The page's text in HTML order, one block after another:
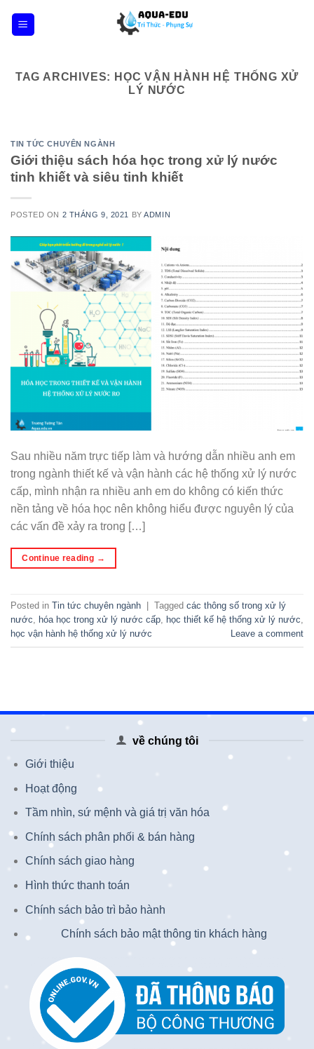
TAG ARCHIVES: HỌC VẬN HÀNH HỆ THỐNG XỬ
LÝ NƯỚC
TIN TỨC CHUYÊN NGÀNH
Giới thiệu sách hóa học trong xử lý nước
tinh khiết và siêu tinh khiết
POSTED ON 2 THÁNG 9, 2021 BYADMIN
Sau nhiều năm trực tiếp làm và hướng dẫn nhiều anh em
trong ngành thiết kế và vận hành các hệ thống xử lý nước
cấp, mình nhận ra nhiều anh em do không có kiến thức
nền tảng về hóa học nên không hiểu được nguyên lý của
các vấn đề xảy ra trong […]
Continue reading →
Posted in Tin tức chuyên ngành Tagged các thông số trong xử lý
nước, hóa học trong xử lý nước cấp, học thiết kế hệ thống xử lý nước,
học vận hành hệ thống xử lý nước
Leave a comment
về chúng tôi
Giới thiệu
Hoạt động
Tầm nhìn, sứ mệnh và giá trị văn hóa
Chính sách phân phối & bán hàng
Chính sách giao hàng
Hình thức thanh toán
Chính sách bảo trì bảo hành
Chính sách bảo mật thông tin khách hàng